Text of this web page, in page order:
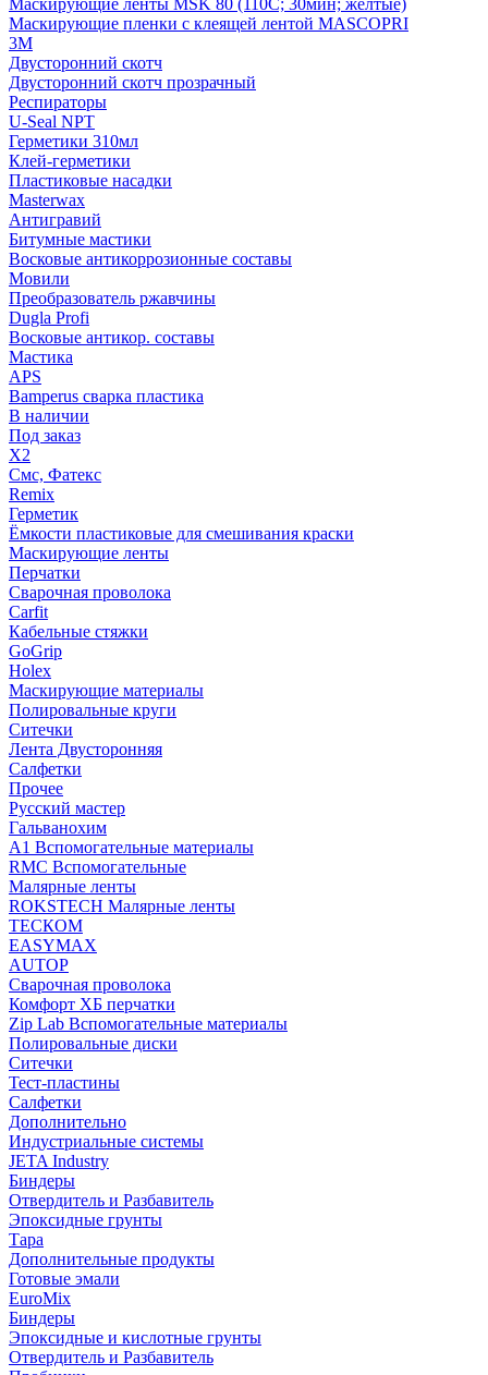
Маскирующие ленты MSK 80 (110С; 30мин; желтые)
Маскирующие пленки с клеящей лентой MASCOPRI
3M
Двусторонний скотч
Двусторонний скотч прозрачный
Респираторы
U-Seal NPT
Герметики 310мл
Клей-герметики
Пластиковые насадки
Masterwax
Антигравий
Битумные мастики
Восковые антикоррозионные составы
Мовили
Преобразователь ржавчины
Dugla Profi
Восковые антикор. составы
Мастика
APS
Bamperus сварка пластика
В наличии
Под заказ
X2
Смс, Фатекс
Remix
Герметик
Ёмкости пластиковые для смешивания краски
Маскирующие ленты
Перчатки
Сварочная проволока
Carfit
Кабельные стяжки
GoGrip
Holex
Маскирующие материалы
Полировальные круги
Ситечки
Лента Двусторонняя
Салфетки
Прочее
Русский мастер
Гальванохим
А1 Вспомогательные материалы
RMC Вспомогательные
Малярные ленты
ROKSTECH Малярные ленты
ТЕСКОМ
EASYMAX
AUTOP
Сварочная проволока
Комфорт ХБ перчатки
Zip Lab Вспомогательные материалы
Полировальные диски
Ситечки
Тест-пластины
Салфетки
Дополнительно
Индустриальные системы
JETA Industry
Биндеры
Отвердитель и Разбавитель
Эпоксидные грунты
Тара
Дополнительные продукты
Готовые эмали
EuroMix
Биндеры
Эпоксидные и кислотные грунты
Отвердитель и Разбавитель